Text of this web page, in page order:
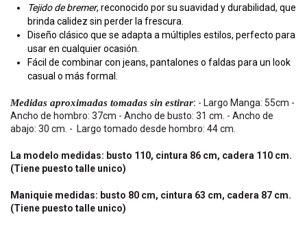
Tejido de bremer, reconocido por su suavidad y durabilidad, que
brinda calidez sin perder la frescura.
Diseño clásico que se adapta a múltiples estilos, perfecto para
usar en cualquier ocasión.
Fácil de combinar con jeans, pantalones o faldas para un look
casual o más formal.
Medidas aproximadas tomadas sin estirar: - Largo Manga: 55cm -
Ancho de hombro: 37cm - Ancho de busto: 31 cm. - Ancho de
abajo: 30 cm. - Largo tomado desde hombro: 44 cm.
La modelo medidas: busto 110, cintura 86 cm, cadera 110 cm.
(Tiene puesto talle unico)
Maniquie medidas: busto 80 cm, cintura 63 cm, cadera 87 cm.
(Tiene puesto talle unico)